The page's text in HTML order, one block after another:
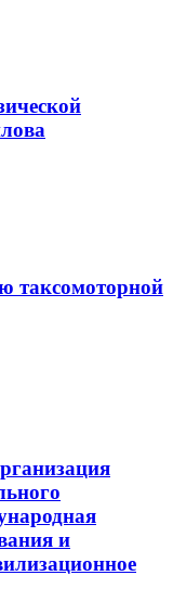
таксомоторной
и